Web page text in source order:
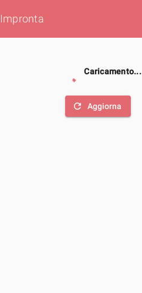
Impronta
Caricamento...
refresh Aggiorna